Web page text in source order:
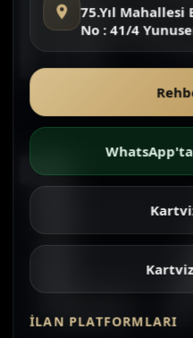
75.Yıl Mahallesi
No : 41/4
İLAN PLATFORMLARI